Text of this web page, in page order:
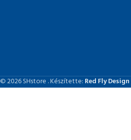
© 2026 SHstore . Készítette: Red Fly Design